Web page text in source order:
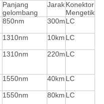
Panjang
gelombang
JarakKonektor
Mengetik
850nm 300mLC
1310nm 10km LC
1310nm 220mLC
1550nm 40km LC
1550nm 80km LC